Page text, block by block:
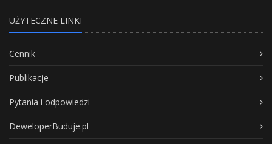
UŻYTECZNE LINKI
Cennik
Publikacje
Pytania i odpowiedzi
DeweloperBuduje.pl